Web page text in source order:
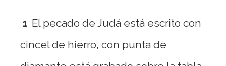
1 El pecado de Judá está escrito con
cincel de hierro, con punta de